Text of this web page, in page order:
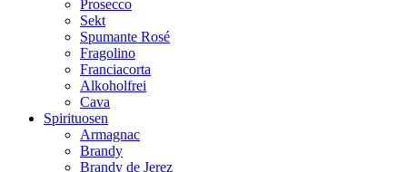
Prosecco
Sekt
Spumante Rosé
Fragolino
Franciacorta
Alkoholfrei
Cava
Spirituosen
Armagnac
Brandy
Brandy de Jerez